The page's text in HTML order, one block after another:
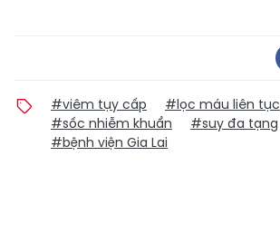
#viêm tụy cấp #lọc máu liên tục
#sốc nhiễm khuẩn
#suy đa tạng
#bệnh viện Gia Lai